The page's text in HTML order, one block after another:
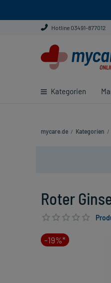
Hotline 03491-877012
Kategorien
mycare.de / Kategorien /
Roter
-19%*